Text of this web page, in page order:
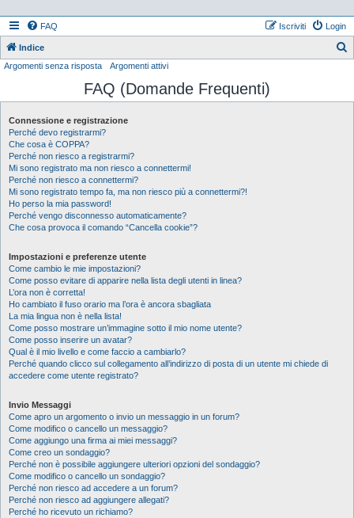
FAQ Login
Iscriviti
Indice
c
Argomenti senza risposta Argomenti attivi
FAQ (Domande Frequenti)
Connessione e registrazione
Perché devo registrarmi?
Che cosa è COPPA?
Perché non riesco a registrarmi?
Mi sono registrato ma non riesco a connettermi!
Perché non riesco a connettermi?
Mi sono registrato tempo fa, ma non riesco più a connettermi?!
Ho perso la mia password!
Perché vengo disconnesso automaticamente?
Che cosa provoca il comando “Cancella cookie”?
Impostazioni e preferenze utente
Come cambio le mie impostazioni?
Come posso evitare di apparire nella lista degli utenti in linea?
L’ora non è corretta!
Ho cambiato il fuso orario ma l’ora è ancora sbagliata
La mia lingua non è nella lista!
Come posso mostrare un’immagine sotto il mio nome utente?
Come posso inserire un avatar?
Qual è il mio livello e come faccio a cambiarlo?
Perché quando clicco sul collegamento all’indirizzo di posta di un utente mi chiede di
accedere come utente registrato?
Invio Messaggi
Come apro un argomento o invio un messaggio in un forum?
Come modifico o cancello un messaggio?
Come aggiungo una firma ai miei messaggi?
Come creo un sondaggio?
Perché non è possibile aggiungere ulteriori opzioni del sondaggio?
Come modifico o cancello un sondaggio?
Perché non riesco ad accedere a un forum?
Perché non riesco ad aggiungere allegati?
Perché ho ricevuto un richiamo?